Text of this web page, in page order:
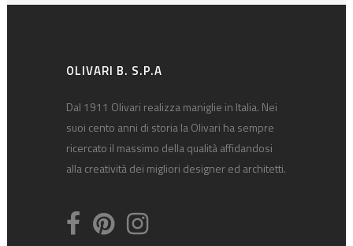
OLIVARI B. S.P.A
Dal 1911 Olivari realizza maniglie in Italia. Nei
suoi cento anni di storia la Olivari ha sempre
ricercato il massimo della qualità affidandosi
alla creatività dei migliori designer ed architetti.